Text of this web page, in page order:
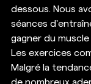
dessous. Nous
séances
gagner du
Les exercices
Malgré la